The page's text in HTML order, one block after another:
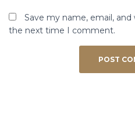
Save my name, email,
the next time I comment.